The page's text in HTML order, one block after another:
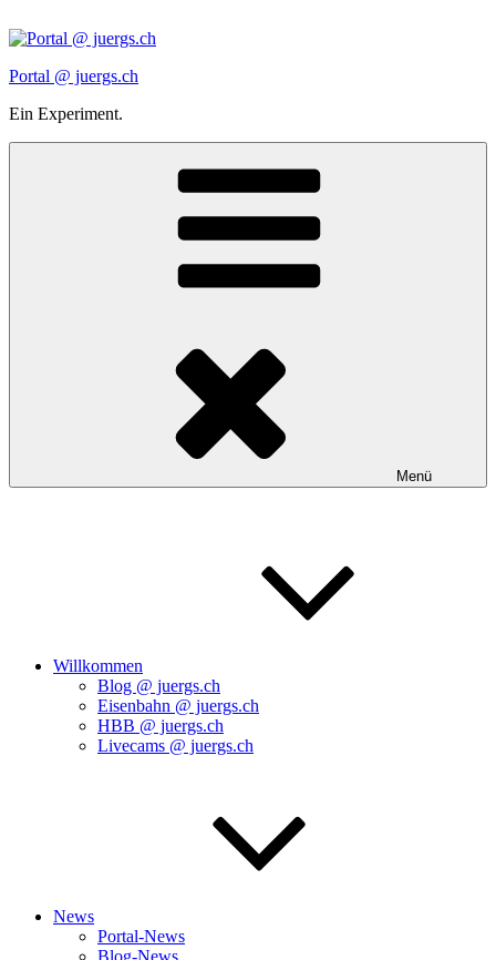
Inhalt
Portal @ juergs.ch
Ein Experiment.
Menü
Willkommen
Blog @ juergs.ch
Eisenbahn @ juergs.ch
HBB @ juergs.ch
Livecams @ juergs.ch
News
Portal-News
Blog-News